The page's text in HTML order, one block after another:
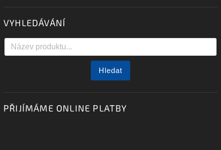
VYHLEDÁVÁNÍ
Hledat
PŘIJÍMÁME ONLINE PLATBY